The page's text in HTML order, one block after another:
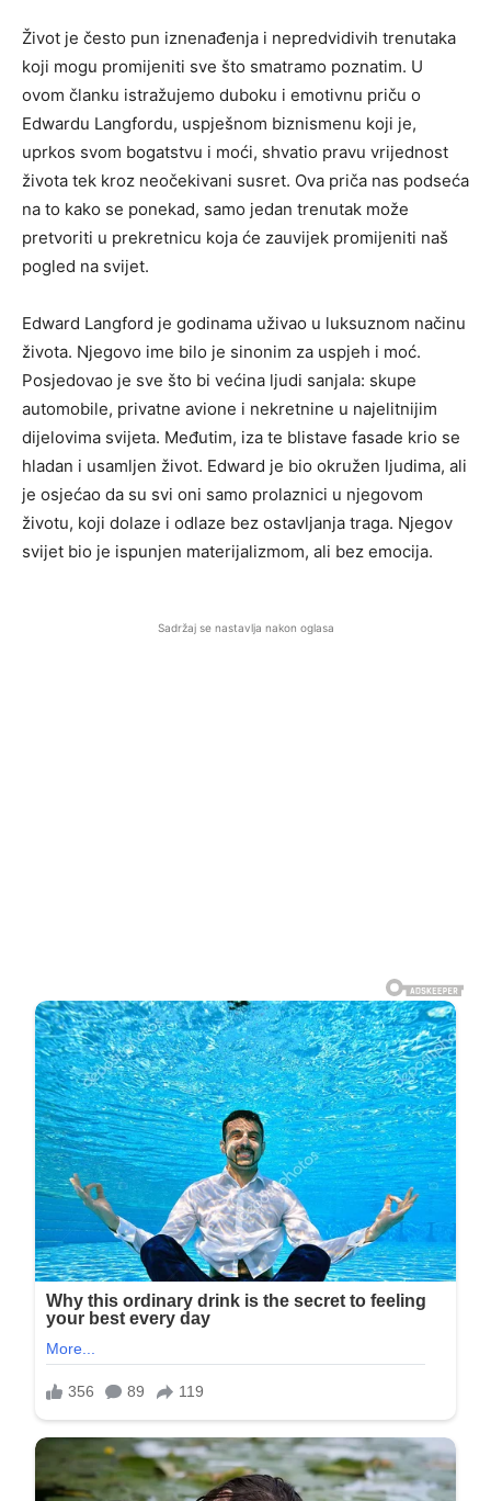
Život je često pun iznenađenja i nepredvidivih trenutaka
koji mogu promijeniti sve što smatramo poznatim. U
ovom članku istražujemo duboku i emotivnu priču o
Edwardu Langfordu, uspješnom biznismenu koji je,
uprkos svom bogatstvu i moći, shvatio pravu vrijednost
života tek kroz neočekivani susret. Ova priča nas podseća
na to kako se ponekad, samo jedan trenutak može
pretvoriti u prekretnicu koja će zauvijek promijeniti naš
pogled na svijet.
Edward Langford je godinama uživao u luksuznom načinu
života. Njegovo ime bilo je sinonim za uspjeh i moć.
Posjedovao je sve što bi većina ljudi sanjala: skupe
automobile, privatne avione i nekretnine u najelitnijim
dijelovima svijeta. Međutim, iza te blistave fasade krio se
hladan i usamljen život. Edward je bio okružen ljudima, ali
je osjećao da su svi oni samo prolaznici u njegovom
životu, koji dolaze i odlaze bez ostavljanja traga. Njegov
svijet bio je ispunjen materijalizmom, ali bez emocija.
Sadržaj se nastavlja nakon oglasa